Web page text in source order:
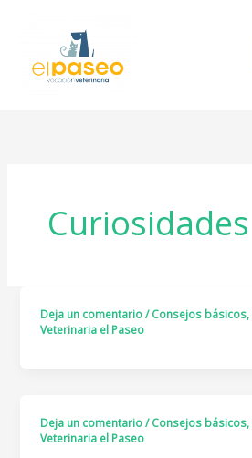
contenido
Curiosidades
Deja un comentario /Consejos básicos,
Veterinaria el Paseo
Deja un comentario /Consejos básicos,
Veterinaria el Paseo